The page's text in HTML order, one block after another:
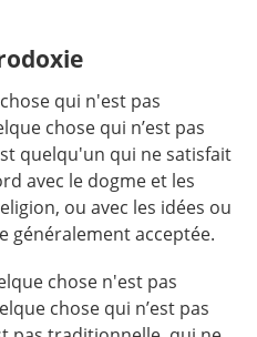
qui n'est pas
chose qui n’est pas
quelqu'un qui ne satisfait
avec le dogme et les
ou avec les idées ou
généralement acceptée.
chose n'est pas
chose qui n’est pas